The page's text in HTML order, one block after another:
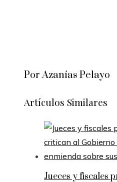
Por Azanías Pelayo
Artículos Similares
Jueces y fiscales